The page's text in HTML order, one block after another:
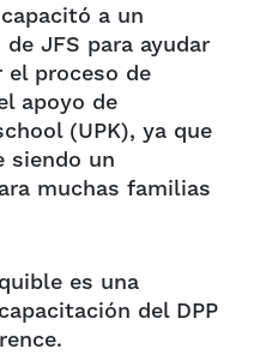
a un
JFS para ayudar
el proceso de
apoyo de
(UPK), ya que
siendo un
muchas familias
es una
del DPP